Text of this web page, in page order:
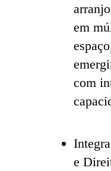
em
com
e